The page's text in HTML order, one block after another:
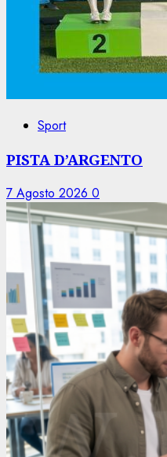
Sport
PISTA D’ARGENTO
7 Agosto 2026 0